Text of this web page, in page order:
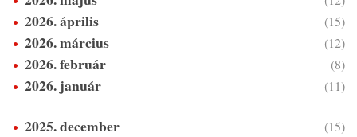
2026. április (15)
2026. március (12)
2026. február (8)
2026. január (11)
2025. december (15)